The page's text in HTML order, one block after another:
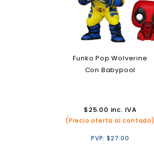
Funko Pop Wolverine
Con Babypool
$25.00 inc. IVA
(Precio oferta al contado)
PVP:$27.00